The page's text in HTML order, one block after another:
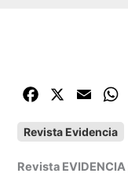
c
b
a
l
s
Revista Evidencia
Revista EVIDENCIA